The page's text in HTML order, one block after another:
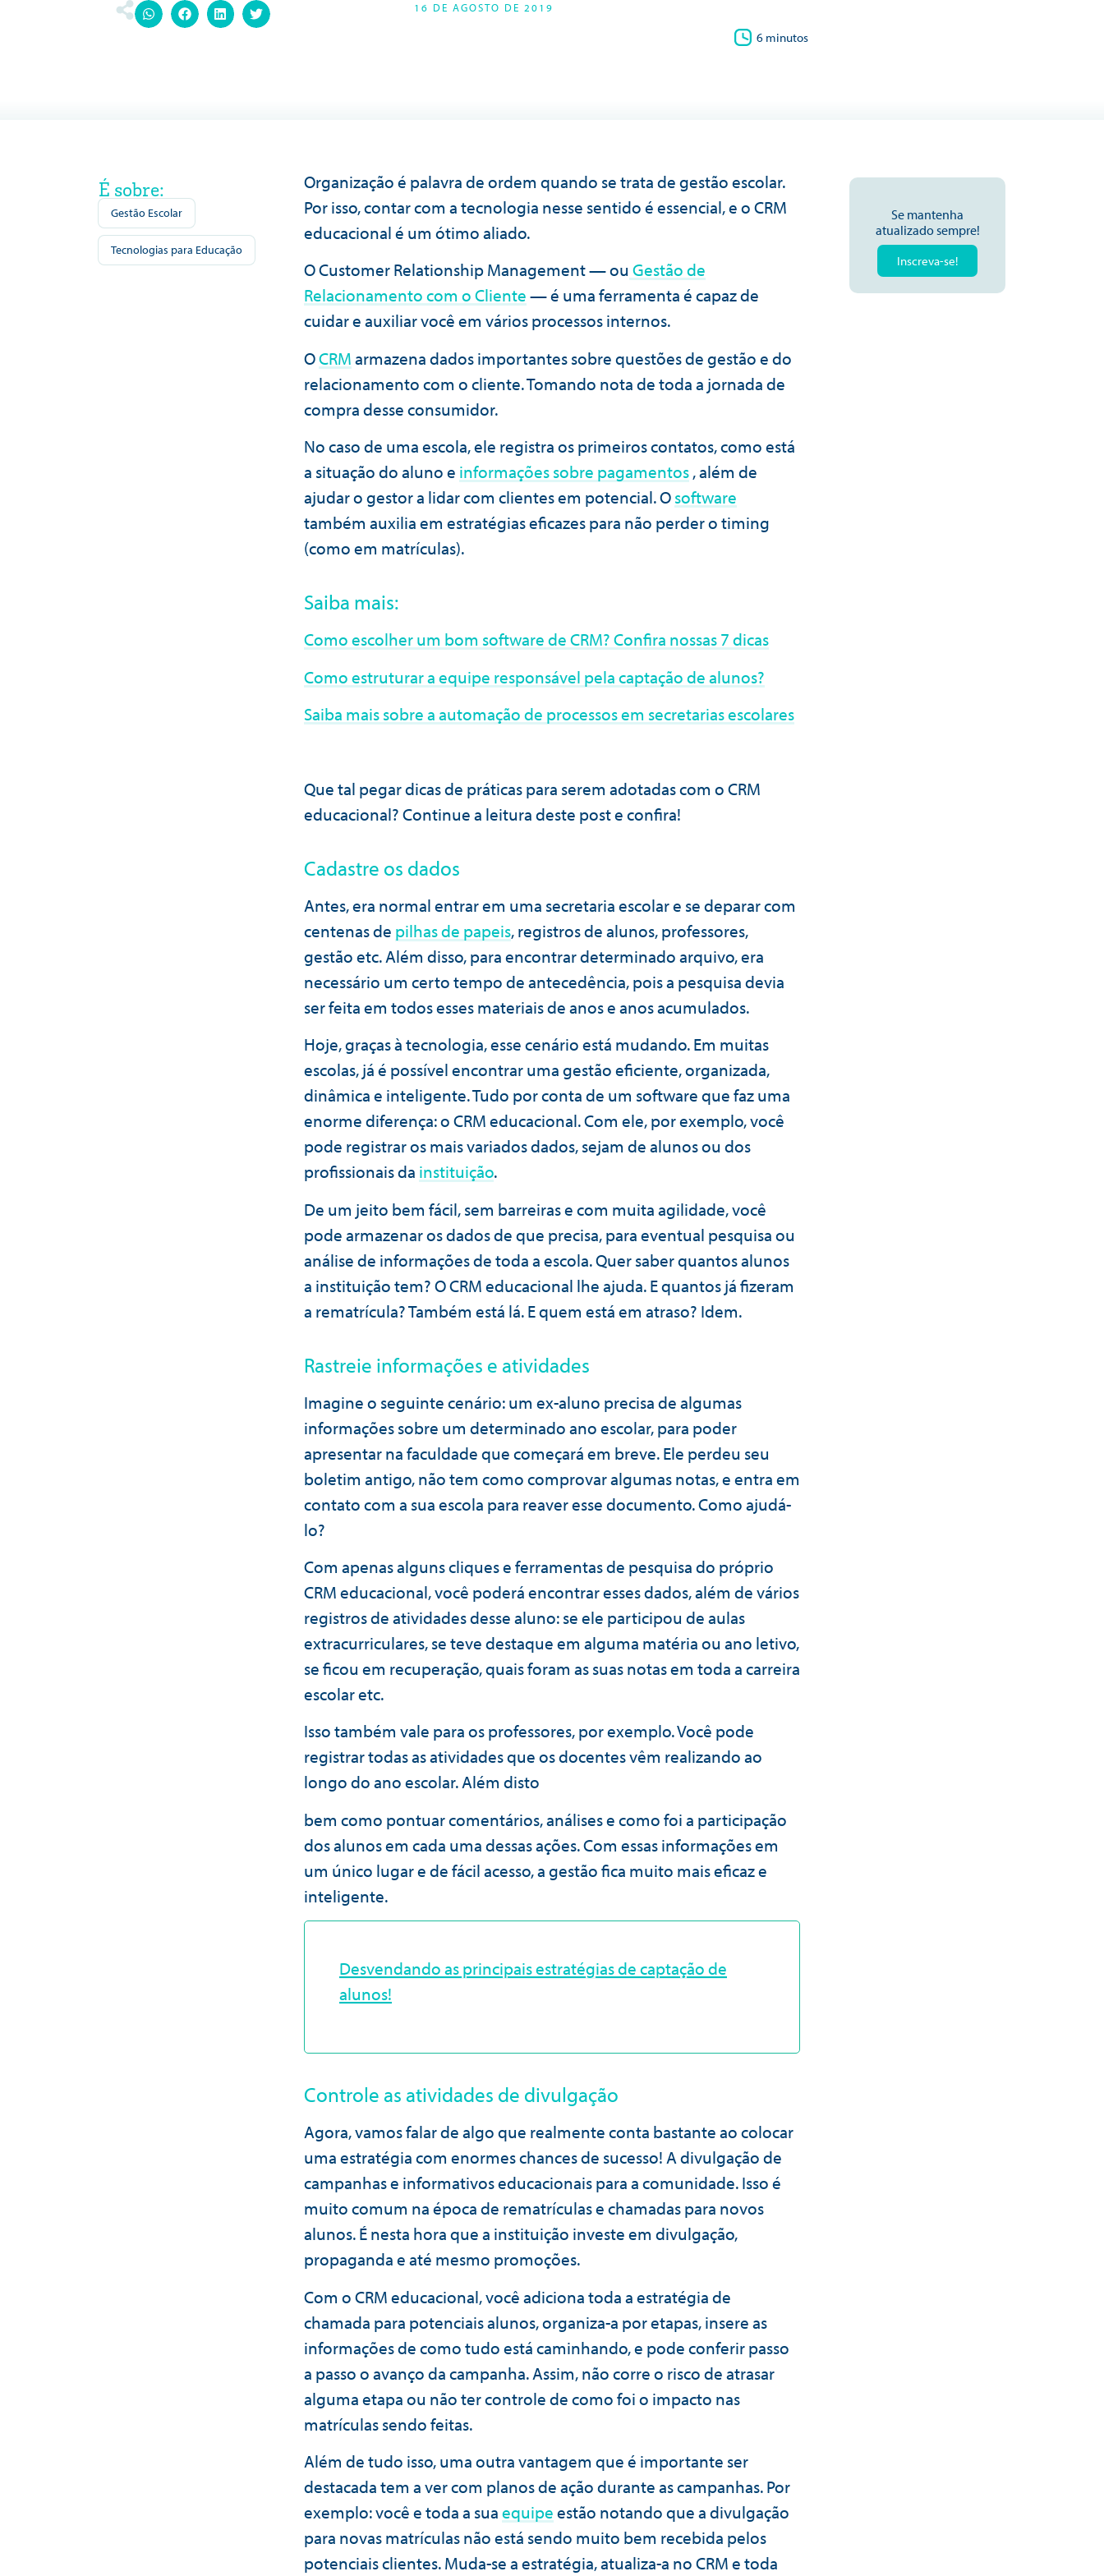
16 DE AGOSTO DE 2019
6 minutos
É sobre:
Gestão Escolar
Tecnologias para Educação
Organização é palavra de ordem quando se trata de gestão escolar.
Por isso, contar com a tecnologia nesse sentido é essencial, e o CRM
educacional é um ótimo aliado.
O Customer Relationship Management — ouGestão de
Relacionamento com o Cliente— é uma ferramenta é capaz de
cuidar e auxiliar você em vários processos internos.
OCRMarmazena dados importantes sobre questões de gestão e do
relacionamento com o cliente. Tomando nota de toda a jornada de
compra desse consumidor.
No caso de uma escola, ele registra os primeiros contatos, como está
a situação do aluno e informações sobre pagamentos, além de
ajudar o gestor a lidar com clientes em potencial. Osoftware
também auxilia em estratégias eficazes para não perder o timing
(como em matrículas).
Saiba mais:
Como escolher um bom software de CRM? Confira nossas 7 dicas
Como estruturar a equipe responsável pela captação de alunos?
Saiba mais sobre a automação de processos em secretarias escolares
Que tal pegar dicas de práticas para serem adotadas com o CRM
educacional? Continue a leitura deste post e confira!
Cadastre os dados
Antes, era normal entrar em uma secretaria escolar e se deparar com
centenas de pilhas de papeis, registros de alunos, professores,
gestão etc. Além disso, para encontrar determinado arquivo, era
necessário um certo tempo de antecedência, pois a pesquisa devia
ser feita em todos esses materiais de anos e anos acumulados.
Hoje, graças à tecnologia, esse cenário está mudando. Em muitas
escolas, já é possível encontrar uma gestão eficiente, organizada,
dinâmica e inteligente. Tudo por conta de um software que faz uma
enorme diferença: o CRM educacional. Com ele, por exemplo, você
pode registrar os mais variados dados, sejam de alunos ou dos
profissionais da instituição.
De um jeito bem fácil, sem barreiras e com muita agilidade, você
pode armazenar os dados de que precisa, para eventual pesquisa ou
análise de informações de toda a escola. Quer saber quantos alunos
a instituição tem? O CRM educacional lhe ajuda. E quantos já fizeram
a rematrícula? Também está lá. E quem está em atraso? Idem.
Rastreie informações e atividades
Imagine o seguinte cenário: um ex-aluno precisa de algumas
informações sobre um determinado ano escolar, para poder
apresentar na faculdade que começará em breve. Ele perdeu seu
boletim antigo, não tem como comprovar algumas notas, e entra em
contato com a sua escola para reaver esse documento. Como ajudá-
lo?
Com apenas alguns cliques e ferramentas de pesquisa do próprio
CRM educacional, você poderá encontrar esses dados, além de vários
registros de atividades desse aluno: se ele participou de aulas
extracurriculares, se teve destaque em alguma matéria ou ano letivo,
se ficou em recuperação, quais foram as suas notas em toda a carreira
escolar etc.
Isso também vale para os professores, por exemplo. Você pode
registrar todas as atividades que os docentes vêm realizando ao
longo do ano escolar. Além disto
bem como pontuar comentários, análises e como foi a participação
dos alunos em cada uma dessas ações. Com essas informações em
um único lugar e de fácil acesso, a gestão fica muito mais eficaz e
inteligente.
Desvendando as principais estratégias de captação de
alunos!
Controle as atividades de divulgação
Agora, vamos falar de algo que realmente conta bastante ao colocar
uma estratégia com enormes chances de sucesso! A divulgação de
campanhas e informativos educacionais para a comunidade. Isso é
muito comum na época de rematrículas e chamadas para novos
alunos. É nesta hora que a instituição investe em divulgação,
propaganda e até mesmo promoções.
Com o CRM educacional, você adiciona toda a estratégia de
chamada para potenciais alunos, organiza-a por etapas, insere as
informações de como tudo está caminhando, e pode conferir passo
a passo o avanço da campanha. Assim, não corre o risco de atrasar
alguma etapa ou não ter controle de como foi o impacto nas
matrículas sendo feitas.
Além de tudo isso, uma outra vantagem que é importante ser
destacada tem a ver com planos de ação durante as campanhas. Por
exemplo: você e toda a suaequipeestão notando que a divulgação
para novas matrículas não está sendo muito bem recebida pelos
potenciais clientes. Muda-se a estratégia, atualiza-a no CRM e toda
Se mantenha
atualizado sempre!
Inscreva-se!